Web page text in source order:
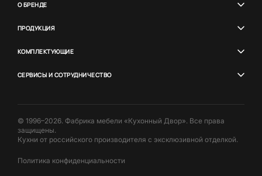
О БРЕНДЕ
ПРОДУКЦИЯ
КОМПЛЕКТУЮЩИЕ
СЕРВИСЫ И СОТРУДНИЧЕСТВО
© 1996–2026. Фабрика мебели «Кухонный Двор». Все права
защищены.
Кухни от российского производителя с эксклюзивной отделкой.
Политика конфиденциальности